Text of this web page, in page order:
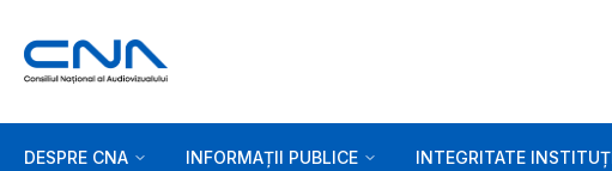
DESPRE CNA INFORMAȚII PUBLICE INTEGRITATE